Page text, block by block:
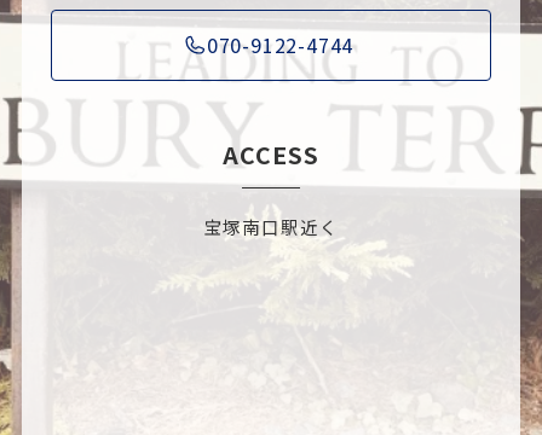
070-9122-4744
ACCESS
宝塚南口駅近く